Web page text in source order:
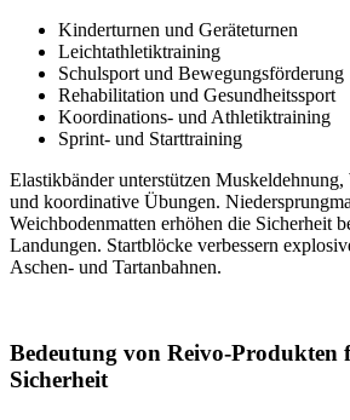
Kinderturnen und Geräteturnen
Leichtathletiktraining
Schulsport und Bewegungsförderung
Rehabilitation und Gesundheitssport
Koordinations- und Athletiktraining
Sprint- und Starttraining
Elastikbänder unterstützen
und koordinative Übungen.
Weichbodenmatten erhöhen die Sicherheit
Landungen. Startblöcke verbessern
Aschen- und Tartanbahnen.
Bedeutung von Reivo-
Sicherheit